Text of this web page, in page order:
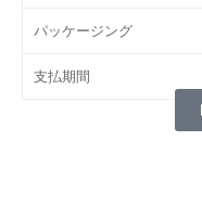
パッケージング
支払期間